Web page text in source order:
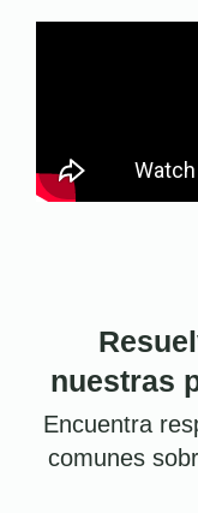
nuestras
Encuentra
comunes